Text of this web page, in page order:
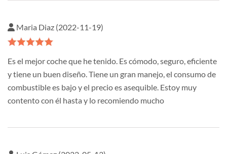
Maria Diaz (2022-11-19)
Es el mejor coche que he tenido. Es cómodo, seguro, eficiente
y tiene un buen diseño. Tiene un gran manejo, el consumo de
combustible es bajo y el precio es asequible. Estoy muy
contento con él hasta y lo recomiendo mucho